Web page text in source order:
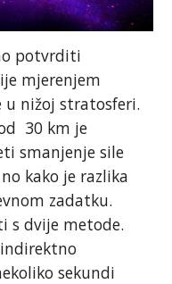
potvrditi
mjerenjem
u nižoj stratosferi.
30 km je
smanjenje sile
kako je razlika
zadatku.
s dvije metode.
sekundi